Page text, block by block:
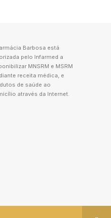
Barbosa está
pelo Infarmed a
MNSRM e MSRM
receita médica, e
de saúde ao
através da Internet.